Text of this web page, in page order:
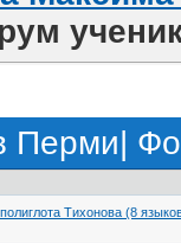
Перми|
Тихонова (8